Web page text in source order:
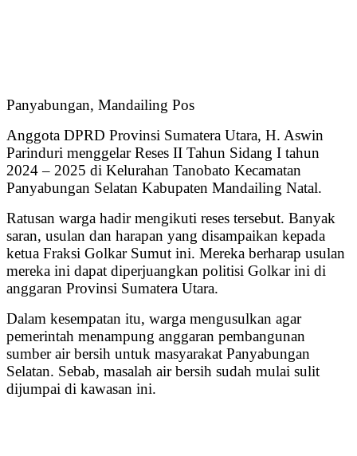
Panyabungan, Mandailing Pos
Anggota DPRD Provinsi Sumatera Utara, H. Aswin
Parinduri menggelar Reses II Tahun Sidang I tahun
2024 – 2025 di Kelurahan Tanobato Kecamatan
Panyabungan Selatan Kabupaten Mandailing Natal.
Ratusan warga hadir mengikuti reses tersebut. Banyak
saran, usulan dan harapan yang disampaikan kepada
ketua Fraksi Golkar Sumut ini. Mereka berharap usulan
mereka ini dapat diperjuangkan politisi Golkar ini di
anggaran Provinsi Sumatera Utara.
Dalam kesempatan itu, warga mengusulkan agar
pemerintah menampung anggaran pembangunan
sumber air bersih untuk masyarakat Panyabungan
Selatan. Sebab, masalah air bersih sudah mulai sulit
dijumpai di kawasan ini.